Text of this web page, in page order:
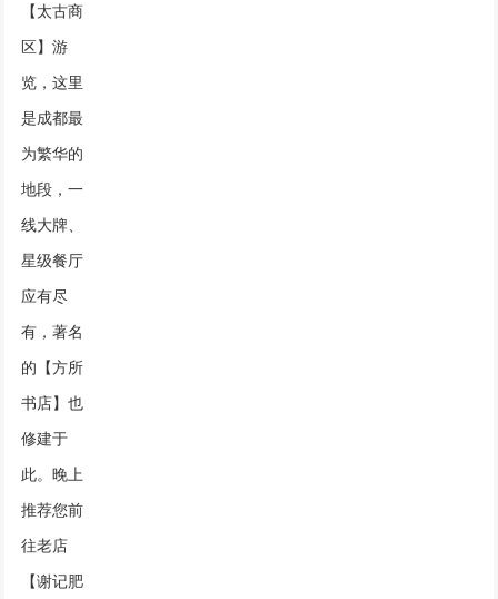
【太古商
区】游
览，这里
是成都最
为繁华的
地段，一
线大牌、
星级餐厅
应有尽
有，著名
的【方所
书店】也
修建于
此。晚上
推荐您前
往老店
【谢记肥